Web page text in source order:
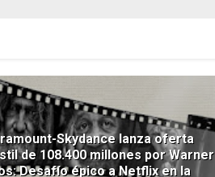
Skydance lanza oferta
de 108.400 millones por Warner
Desafío épico a Netflix en la